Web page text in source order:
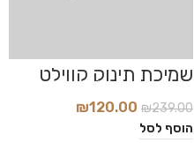
שמיכת תינוק קווילט
דגם Leaves
₪239.00
₪120.00
הוסף לסל